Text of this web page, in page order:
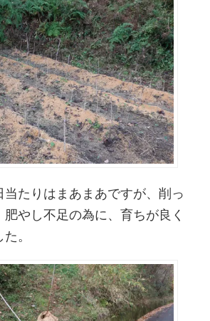
当たりはまあまあですが、削っ
やし不足の為に、育ちが良く
。